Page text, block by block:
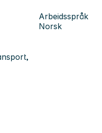
Arbeidsspråk
Norsk